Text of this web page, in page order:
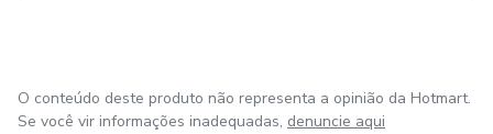
O conteúdo deste produto não representa a opinião da Hotmart.
Se você vir informações inadequadas, denuncie aqui